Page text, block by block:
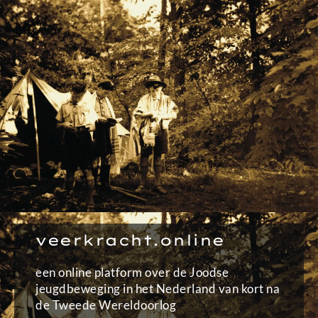
Ga
naar
de
inhoud
veerkracht.online
een online platform over de Joodse
jeugdbeweging in het Nederland van kort na
de Tweede Wereldoorlog